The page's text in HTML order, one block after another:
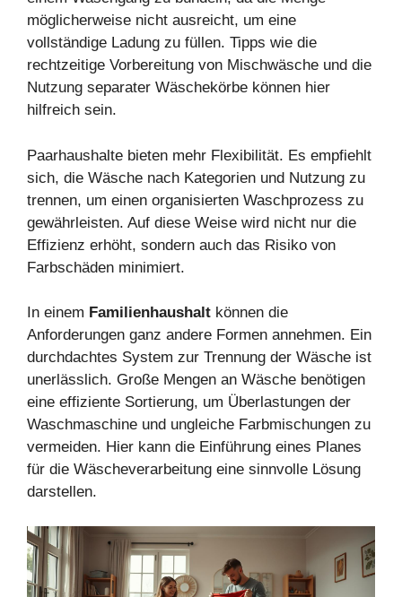
möglicherweise nicht ausreicht, um eine
vollständige Ladung zu füllen. Tipps wie die
rechtzeitige Vorbereitung von Mischwäsche und die
Nutzung separater Wäschekörbe können hier
hilfreich sein.
Paarhaushalte bieten mehr Flexibilität. Es empfiehlt
sich, die Wäsche nach Kategorien und Nutzung zu
trennen, um einen organisierten Waschprozess zu
gewährleisten. Auf diese Weise wird nicht nur die
Effizienz erhöht, sondern auch das Risiko von
Farbschäden minimiert.
In einem Familienhaushalt können die
Anforderungen ganz andere Formen annehmen. Ein
durchdachtes System zur Trennung der Wäsche ist
unerlässlich. Große Mengen an Wäsche benötigen
eine effiziente Sortierung, um Überlastungen der
Waschmaschine und ungleiche Farbmischungen zu
vermeiden. Hier kann die Einführung eines Planes
für die Wäscheverarbeitung eine sinnvolle Lösung
darstellen.